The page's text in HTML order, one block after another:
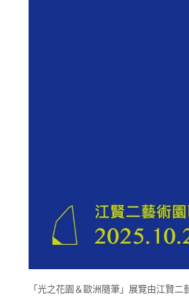
「光之花園＆歐洲隨筆」展覽由江賢